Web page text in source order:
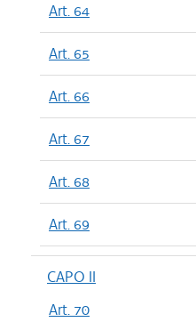
Art. 64
Art. 65
Art. 66
Art. 67
Art. 68
Art. 69
CAPO II
Art. 70